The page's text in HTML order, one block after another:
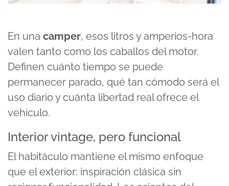
En una camper, esos litros y amperios-hora
valen tanto como los caballos del motor.
Definen cuánto tiempo se puede
permanecer parado, qué tan cómodo será el
uso diario y cuánta libertad real ofrece el
vehículo.
Interior vintage, pero funcional
El habitáculo mantiene el mismo enfoque
que el exterior: inspiración clásica sin